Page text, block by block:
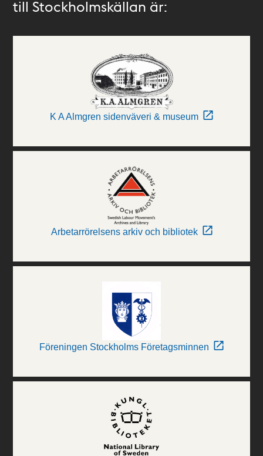
till Stockholmskällan är:
K A Almgren sidenväveri & museum
Arbetarrörelsens arkiv och bibliotek
Föreningen Stockholms Företagsminnen